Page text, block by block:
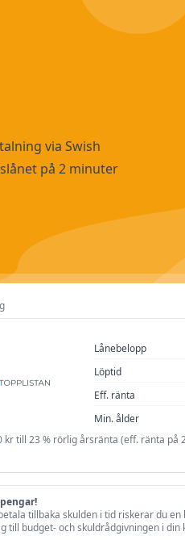
via Swish
på 2 minuter
Lånebelopp
Löptid
Eff. ränta
Min. ålder
kr till 23 % rörlig årsränta (eff. ränta på
tillbaka skulden i tid riskerar du
till budget- och skuldrådgivningen i